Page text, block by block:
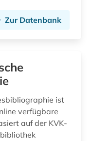
Zur Datenbank
ist
auf der KVK-